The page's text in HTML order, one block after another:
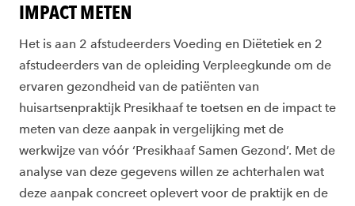
IMPACT METEN
Het is aan 2 afstudeerders Voeding en Diëtetiek en 2
afstudeerders van de opleiding Verpleegkunde om de
ervaren gezondheid van de patiënten van
huisartsenpraktijk Presikhaaf te toetsen en de impact te
meten van deze aanpak in vergelijking met de
werkwijze van vóór ‘Presikhaaf Samen Gezond’. Met de
analyse van deze gegevens willen ze achterhalen wat
deze aanpak concreet oplevert voor de praktijk en de